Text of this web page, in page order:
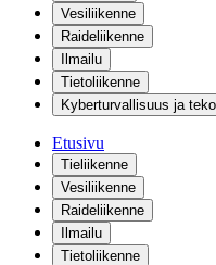
Vesiliikenne
Raideliikenne
Ilmailu
Tietoliikenne
Kyberturvallisuus ja
Etusivu
Tieliikenne
Vesiliikenne
Raideliikenne
Ilmailu
Tietoliikenne